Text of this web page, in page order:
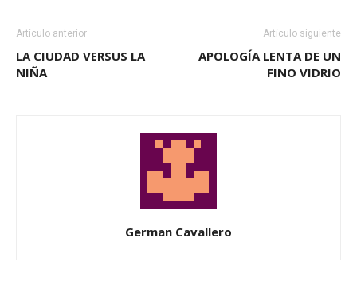
Artículo anterior
LA CIUDAD VERSUS LA
NIÑA
Artículo siguiente
APOLOGÍA LENTA DE UN
FINO VIDRIO
German Cavallero